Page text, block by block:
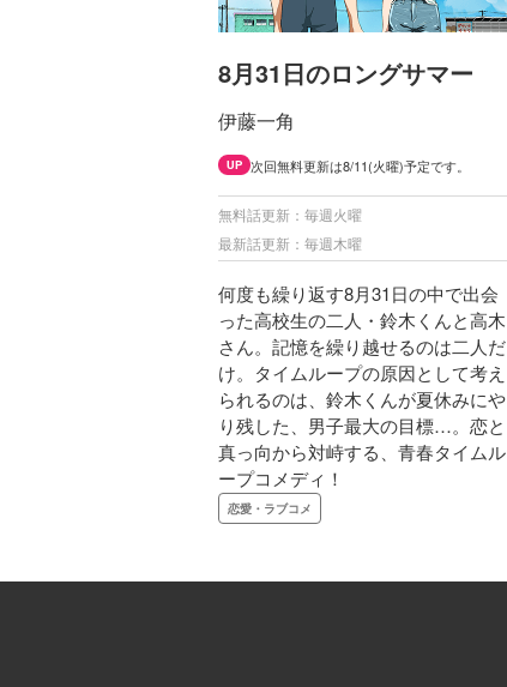
8月31日のロングサマー
伊藤一角
UP 次回無料更新は8/11(火曜)予定です。
無料話更新：毎週火曜
最新話更新：毎週木曜
何度も繰り返す8月31日の中で出会
った高校生の二人・鈴木くんと高木
さん。記憶を繰り越せるのは二人だ
け。タイムループの原因として考え
られるのは、鈴木くんが夏休みにや
り残した、男子最大の目標…。恋と
真っ向から対峙する、青春タイムル
ープコメディ！
恋愛・ラブコメ